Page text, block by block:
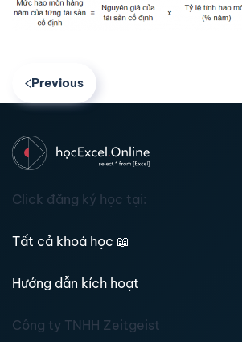
Previous
Click đăng ký học tại:
Tất cả khoá học 📖
Hướng dẫn kích hoạt
Công ty TNHH Zeitgeist